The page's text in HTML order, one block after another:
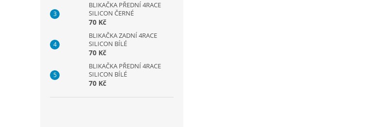
BLIKAČKA PŘEDNÍ 4RACE
SILICON ČERNÉ
70 Kč
BLIKAČKA ZADNÍ 4RACE
SILICON BÍLÉ
70 Kč
BLIKAČKA PŘEDNÍ 4RACE
SILICON BÍLÉ
70 Kč